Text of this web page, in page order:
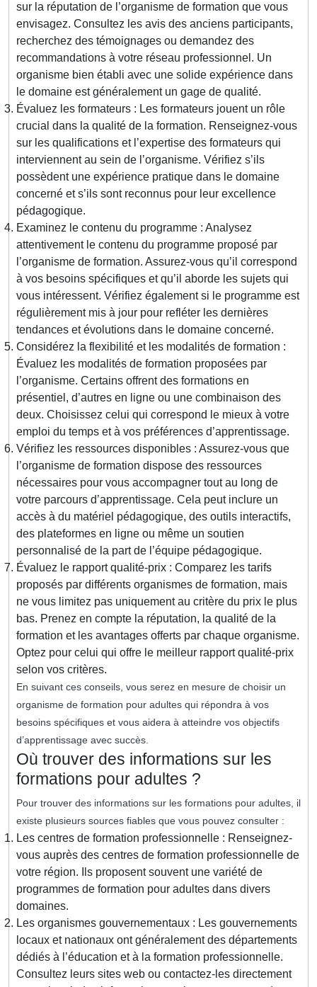
sur la réputation de l’organisme de formation que vous
envisagez. Consultez les avis des anciens participants,
recherchez des témoignages ou demandez des
recommandations à votre réseau professionnel. Un
organisme bien établi avec une solide expérience dans
le domaine est généralement un gage de qualité.
Évaluez les formateurs : Les formateurs jouent un rôle
crucial dans la qualité de la formation. Renseignez-vous
sur les qualifications et l’expertise des formateurs qui
interviennent au sein de l’organisme. Vérifiez s’ils
possèdent une expérience pratique dans le domaine
concerné et s’ils sont reconnus pour leur excellence
pédagogique.
Examinez le contenu du programme : Analysez
attentivement le contenu du programme proposé par
l’organisme de formation. Assurez-vous qu’il correspond
à vos besoins spécifiques et qu’il aborde les sujets qui
vous intéressent. Vérifiez également si le programme est
régulièrement mis à jour pour refléter les dernières
tendances et évolutions dans le domaine concerné.
Considérez la flexibilité et les modalités de formation :
Évaluez les modalités de formation proposées par
l’organisme. Certains offrent des formations en
présentiel, d’autres en ligne ou une combinaison des
deux. Choisissez celui qui correspond le mieux à votre
emploi du temps et à vos préférences d’apprentissage.
Vérifiez les ressources disponibles : Assurez-vous que
l’organisme de formation dispose des ressources
nécessaires pour vous accompagner tout au long de
votre parcours d’apprentissage. Cela peut inclure un
accès à du matériel pédagogique, des outils interactifs,
des plateformes en ligne ou même un soutien
personnalisé de la part de l’équipe pédagogique.
Évaluez le rapport qualité-prix : Comparez les tarifs
proposés par différents organismes de formation, mais
ne vous limitez pas uniquement au critère du prix le plus
bas. Prenez en compte la réputation, la qualité de la
formation et les avantages offerts par chaque organisme.
Optez pour celui qui offre le meilleur rapport qualité-prix
selon vos critères.
En suivant ces conseils, vous serez en mesure de choisir un
organisme de formation pour adultes qui répondra à vos
besoins spécifiques et vous aidera à atteindre vos objectifs
d’apprentissage avec succès.
Où trouver des informations sur les
formations pour adultes ?
Pour trouver des informations sur les formations pour adultes, il
existe plusieurs sources fiables que vous pouvez consulter :
Les centres de formation professionnelle : Renseignez-
vous auprès des centres de formation professionnelle de
votre région. Ils proposent souvent une variété de
programmes de formation pour adultes dans divers
domaines.
Les organismes gouvernementaux : Les gouvernements
locaux et nationaux ont généralement des départements
dédiés à l’éducation et à la formation professionnelle.
Consultez leurs sites web ou contactez-les directement